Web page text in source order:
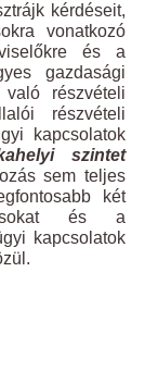
kérdéseit,
vonatkozó
és a
gazdasági
való részvételi
részvételi
kapcsolatok
szintet
sem teljes
két
és a
kapcsolatok